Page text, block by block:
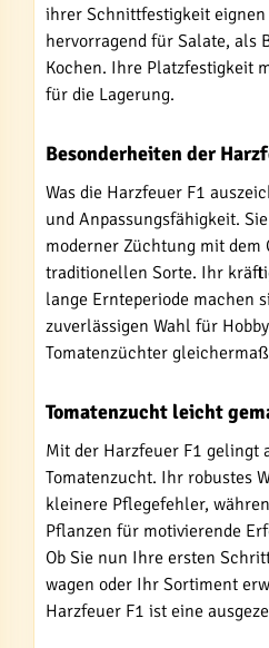
ihrer Schnittfestigkeit
hervorragend für Salate, als
Kochen. Ihre Platzfestigkeit
für die Lagerung.
Besonderheiten der
Was die Harzfeuer F1
und Anpassungsfähigkeit.
moderner Züchtung mit dem
traditionellen Sorte. Ihr
lange Ernteperiode machen
zuverlässigen Wahl für
Tomatenzüchter
Tomatenzucht leicht
Mit der Harzfeuer F1 gelingt
Tomatenzucht. Ihr robustes
kleinere Pflegefehler,
Pflanzen für motivierende
Ob Sie nun Ihre ersten
wagen oder Ihr Sortiment
Harzfeuer F1 ist eine